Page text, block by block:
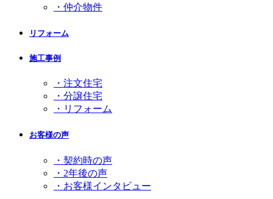
・仲介物件
リフォーム
施工事例
・注文住宅
・分譲住宅
・リフォーム
お客様の声
・契約時の声
・2年後の声
・お客様インタビュー